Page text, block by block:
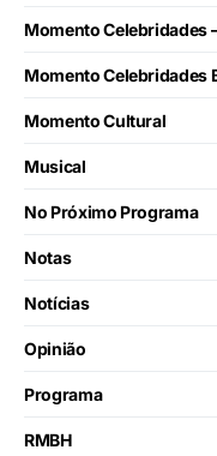
Momento Celebridades
Momento Celebridades
Momento Cultural
Musical
No Próximo Programa
Notas
Notícias
Opinião
Programa
RMBH